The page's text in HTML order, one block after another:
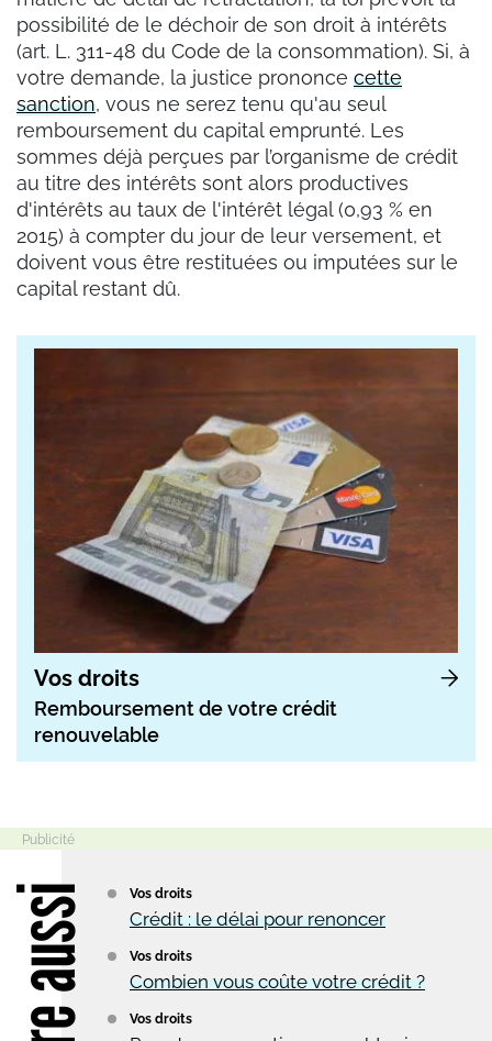
possibilité de le déchoir de son droit à intérêts
(art. L. 311-48 du Code de la consommation). Si, à
votre demande, la justice prononce cette
sanction, vous ne serez tenu qu'au seul
remboursement du capital emprunté. Les
sommes déjà perçues par l’organisme de crédit
au titre des intérêts sont alors productives
d'intérêts au taux de l'intérêt légal (0,93 % en
2015) à compter du jour de leur versement, et
doivent vous être restituées ou imputées sur le
capital restant dû.
Vos droits
Remboursement de votre crédit
renouvelable
Vos droits
Crédit : le délai pour renoncer
Vos droits
Combien vous coûte votre crédit ?
Vos droits